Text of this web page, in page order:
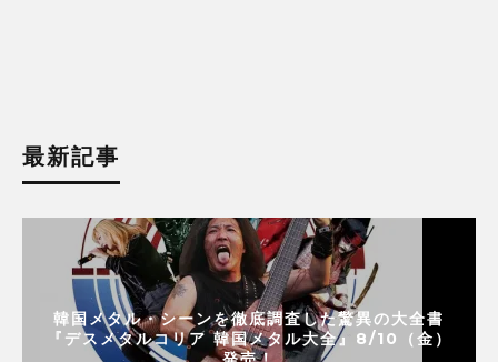
最新記事
韓国メタル・シーンを徹底調査した驚異の大全書
『デスメタルコリア 韓国メタル大全』8/10（金）